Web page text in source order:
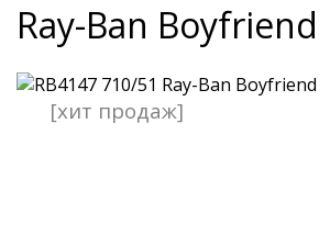
Ray-Ban Boyfriend
[хит продаж]